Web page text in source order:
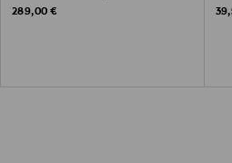
Original Price
289,00 €